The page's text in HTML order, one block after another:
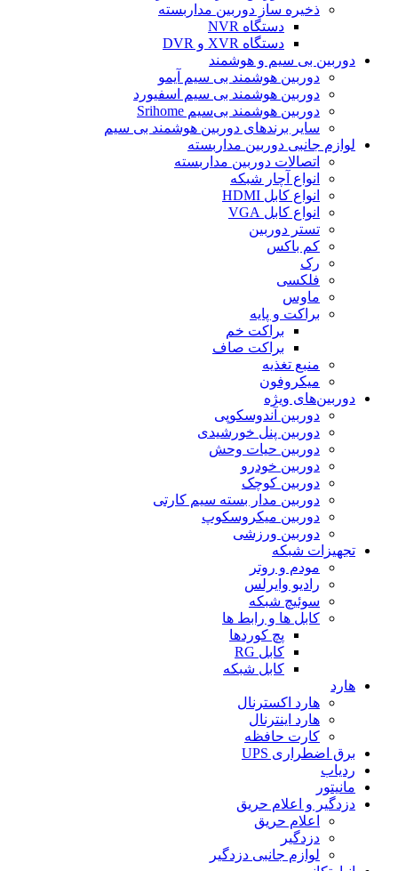
ذخیره ساز دوربین مداربسته
دستگاه NVR
دستگاه XVR و DVR
دوربین بی سیم و هوشمند
دوربین هوشمند بی سیم آیمو
دوربین هوشمند بی سیم اسفیورد
دوربین هوشمند بی‌سیم Srihome
سایر برندهای دوربین هوشمند بی سیم
لوازم جانبی دوربین مداربسته
اتصالات دوربین مداربسته
انواع آچار شبکه
انواع کابل HDMI
انواع کابل VGA
تستر دوربین
کم باکس
رک
فلکسی
ماوس
براکت و پایه
براکت خم
براکت صاف
منبع تغذیه
میکروفون
دوربین‌های ویژه
دوربین آندوسکوپی
دوربین پنل خورشیدی
دوربین حیات وحش
دوربین خودرو
دوربین کوچک
دوربین مدار بسته سیم کارتی
دوربین میکروسکوپ
دوربین ورزشی
تجهیزات شبکه
مودم و روتر
رادیو وایرلس
سوئیچ شبکه
کابل ها و رابط ها
پچ کوردها
کابل RG
کابل شبکه
هارد
هارد اکسترنال
هارد اینترنال
کارت حافظه
برق اضطراری UPS
ردیاب
مانیتور
دزدگیر و اعلام حریق
اعلام حریق
دزدگیر
لوازم جانبی دزدگیر